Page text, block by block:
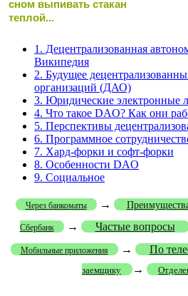
сном выпивать стакан
теплой...
1. Децентрализованная
Википедия
2. Будущее
организаций (ДАО)
3. Юридические электронные
4. Что такое DAO? Как они
5. Перспективы
6. Программное
7. Хард-форки и софт-форки
8. Особенности DAO
9. Социальное
Через банкоматы →
Сбербанк → Частые вопросы
Мобильные приложения → По
заемщику
→